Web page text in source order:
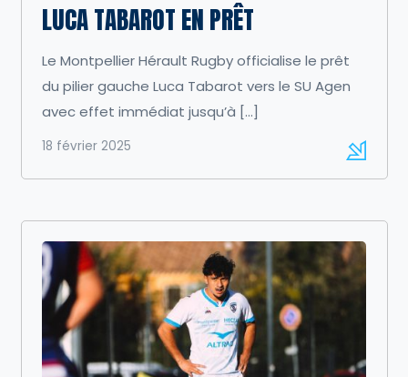
LUCA TABAROT EN PRÊT
Le Montpellier Hérault Rugby officialise le prêt
du pilier gauche Luca Tabarot vers le SU Agen
avec effet immédiat jusqu’à […]
18 février 2025